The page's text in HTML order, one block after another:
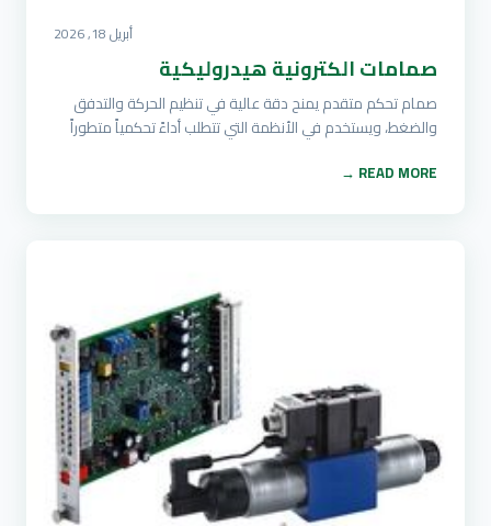
أبريل 18, 2026
صمامات الكترونية هيدروليكية
صمام تحكم متقدم يمنح دقة عالية في تنظيم الحركة والتدفق
والضغط، ويستخدم في الأنظمة التي تتطلب أداءً تحكمياً متطوراً
READ MORE →